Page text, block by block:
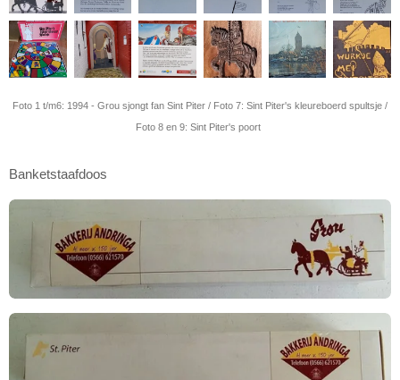
Foto 1 t/m6: 1994 - Grou sjongt fan Sint Piter / Foto 7: Sint Piter's kleureboerd spultsje /
Foto 8 en 9: Sint Piter's poort
Banketstaafdoos